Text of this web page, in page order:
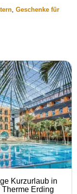
, Geschenke für
Kurzurlaub in
Therme Erding